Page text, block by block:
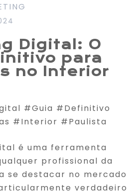
Digital: O
para
no Interior
#Guia #Definitivo
#Interior #Paulista
é uma ferramenta
profissional da
se destacar no mercado
verdadeiro